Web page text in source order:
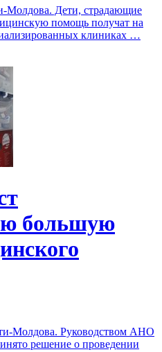
Дети, страдающие
помощь получат на
клиниках …
большую
Руководством АНО
решение о проведении